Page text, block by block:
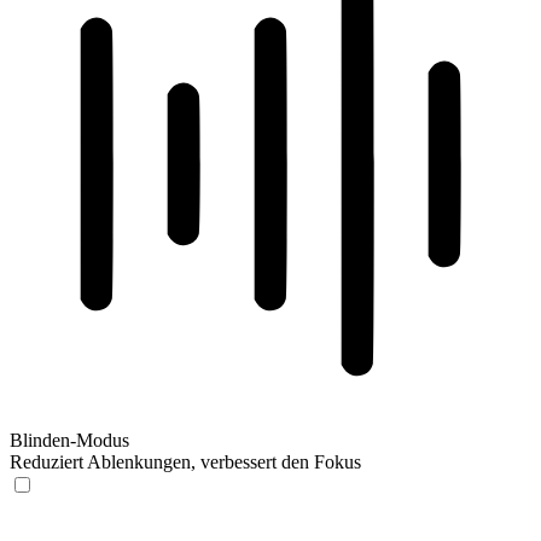
Blinden-Modus
Reduziert Ablenkungen, verbessert den Fokus